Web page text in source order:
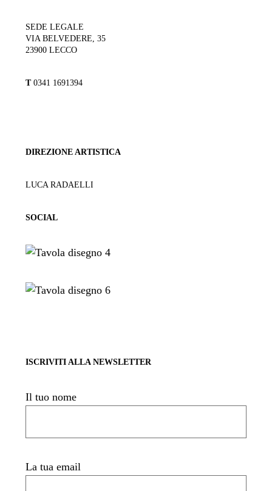
SEDE LEGALE
VIA BELVEDERE, 35
23900 LECCO
T0341 1691394
DIREZIONE ARTISTICA
LUCA RADAELLI
SOCIAL
ISCRIVITI ALLA NEWSLETTER
Il tuo nome
La tua email